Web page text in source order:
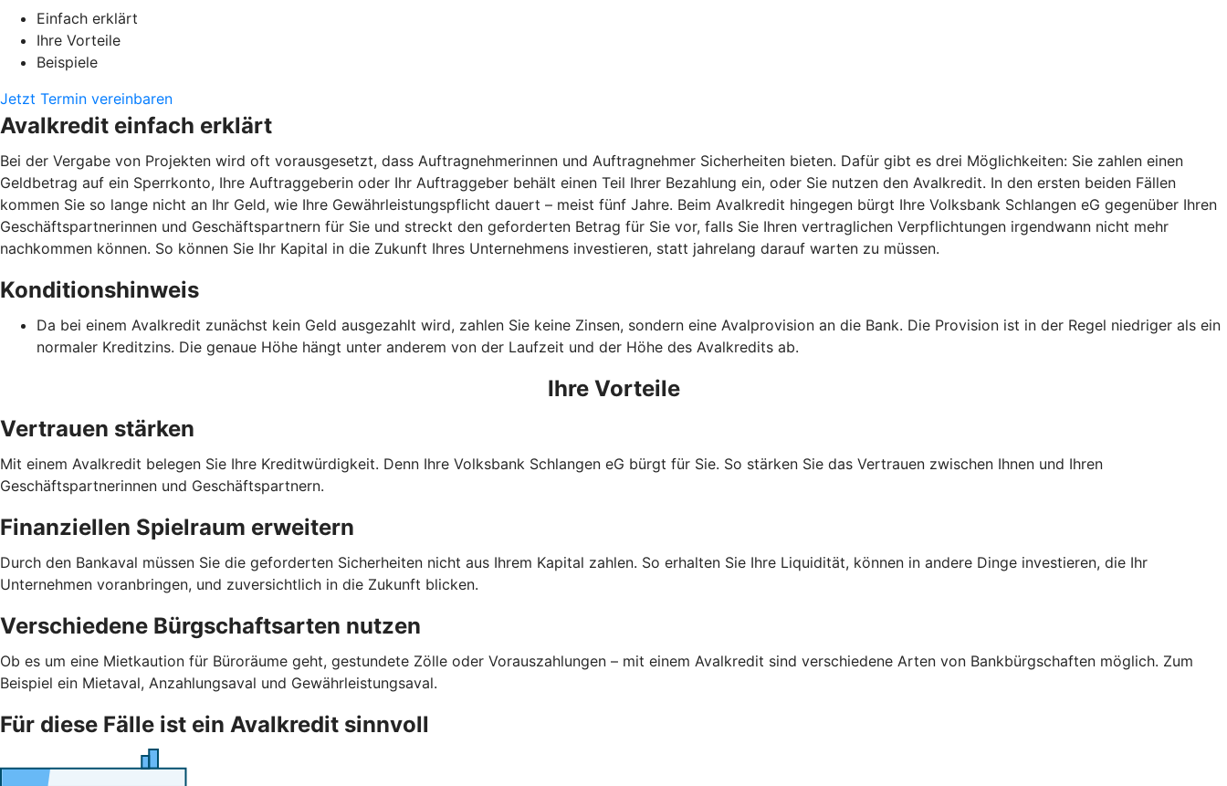
Einfach erklärt
Ihre Vorteile
Beispiele
Jetzt Termin vereinbaren
Avalkredit einfach erklärt
Bei der Vergabe von Projekten wird oft vorausgesetzt, dass Auftragnehmerinnen und Auftragnehmer Sicherheiten bieten. Dafür gibt es drei Möglichkeiten: Sie zahlen einen
Geldbetrag auf ein Sperrkonto, Ihre Auftraggeberin oder Ihr Auftraggeber behält einen Teil Ihrer Bezahlung ein, oder Sie nutzen den Avalkredit. In den ersten beiden Fällen
kommen Sie so lange nicht an Ihr Geld, wie Ihre Gewährleistungspflicht dauert – meist fünf Jahre. Beim Avalkredit hingegen bürgt Ihre Volksbank Schlangen eG gegenüber Ihren
Geschäftspartnerinnen und Geschäftspartnern für Sie und streckt den geforderten Betrag für Sie vor, falls Sie Ihren vertraglichen Verpflichtungen irgendwann nicht mehr
nachkommen können. So können Sie Ihr Kapital in die Zukunft Ihres Unternehmens investieren, statt jahrelang darauf warten zu müssen.
Konditionshinweis
Da bei einem Avalkredit zunächst kein Geld ausgezahlt wird, zahlen Sie keine Zinsen, sondern eine Avalprovision an die Bank. Die Provision ist in der Regel niedriger als ein
normaler Kreditzins. Die genaue Höhe hängt unter anderem von der Laufzeit und der Höhe des Avalkredits ab.
Ihre Vorteile
Vertrauen stärken
Mit einem Avalkredit belegen Sie Ihre Kreditwürdigkeit. Denn Ihre Volksbank Schlangen eG bürgt für Sie. So stärken Sie das Vertrauen zwischen Ihnen und Ihren
Geschäftspartnerinnen und Geschäftspartnern.
Finanziellen Spielraum erweitern
Durch den Bankaval müssen Sie die geforderten Sicherheiten nicht aus Ihrem Kapital zahlen. So erhalten Sie Ihre Liquidität, können in andere Dinge investieren, die Ihr
Unternehmen voranbringen, und zuversichtlich in die Zukunft blicken.
Verschiedene Bürgschaftsarten nutzen
Ob es um eine Mietkaution für Büroräume geht, gestundete Zölle oder Vorauszahlungen – mit einem Avalkredit sind verschiedene Arten von Bankbürgschaften möglich. Zum
Beispiel ein Mietaval, Anzahlungsaval und Gewährleistungsaval.
Für diese Fälle ist ein Avalkredit sinnvoll